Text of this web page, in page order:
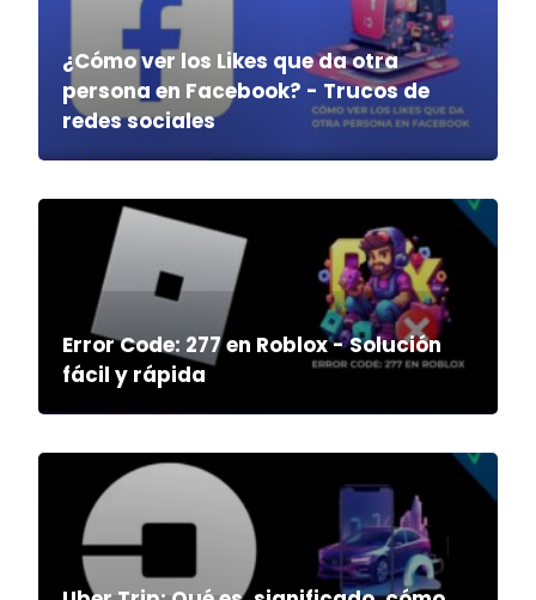
¿Cómo ver los Likes que da otra
persona en Facebook? - Trucos de
redes sociales
Error Code: 277 en Roblox - Solución
fácil y rápida